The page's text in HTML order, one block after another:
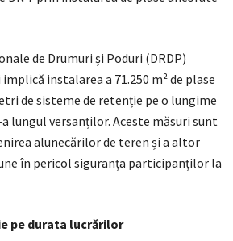
de Drumuri și Poduri (DRDP)
instalarea a 71.250 m² de plase
de sisteme de retenție pe o lungime
lungul versanților. Aceste măsuri sunt
alunecărilor de teren și a altor
în pericol siguranța participanților la
pe durata lucrărilor